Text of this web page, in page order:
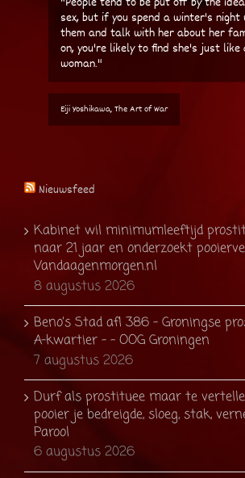
"Every hooker I ever speak to tells
beats the hell out of waitressing."
Nieuwsfeed
Kabinet wil minimumleeftijd
naar 21 jaar en onderzoekt
Vandaagenmorgen.nl
8 augustus 2026
Beno’s Stad afl 386 – Groningse
A-kwartier – - OOG Groningen
7 augustus 2026
Durf als prostituee maar te
pooier je bedreigde, sloeg, stak,
Parool
6 augustus 2026